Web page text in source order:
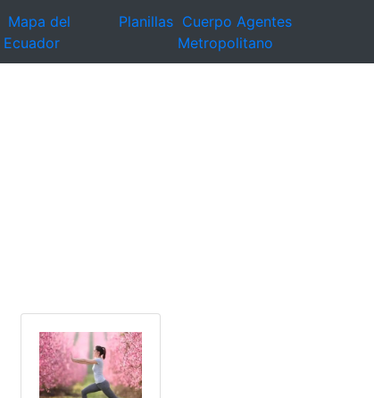
Mapa del
Ecuador
Planillas Cuerpo Agentes
Metropolitano